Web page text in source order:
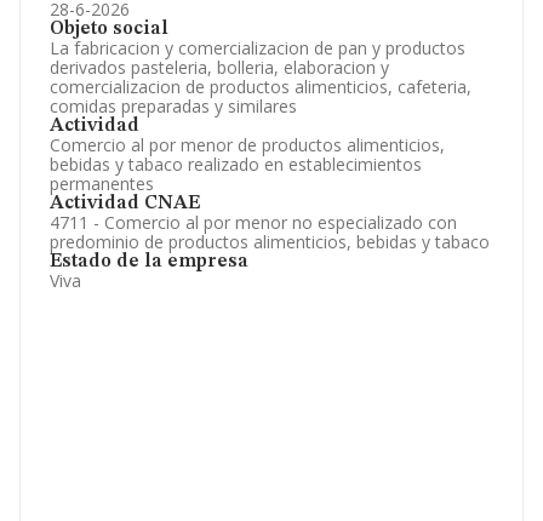
28-6-2026
Objeto social
La fabricacion y comercializacion de pan y productos
derivados pasteleria, bolleria, elaboracion y
comercializacion de productos alimenticios, cafeteria,
comidas preparadas y similares
Actividad
Comercio al por menor de productos alimenticios,
bebidas y tabaco realizado en establecimientos
permanentes
Actividad CNAE
4711 - Comercio al por menor no especializado con
predominio de productos alimenticios, bebidas y tabaco
Estado de la empresa
Viva